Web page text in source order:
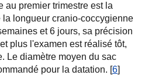
au premier trimestre est la
longueur cranio-coccygienne
et 6 jours, sa précision
plus l'examen est réalisé tôt,
Le diamètre moyen du sac
pour la datation. [6]